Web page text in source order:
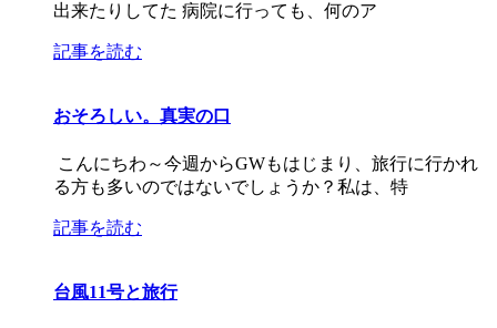
出来たりしてた 病院に行っても、何のア
記事を読む
おそろしい。真実の口
こんにちわ～今週からGWもはじまり、旅行に行かれ
る方も多いのではないでしょうか？私は、特
記事を読む
台風11号と旅行